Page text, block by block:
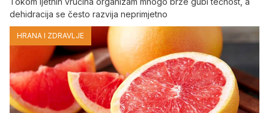
dehidracija se često razvija neprimjetno
HRANA I ZDRAVLJE